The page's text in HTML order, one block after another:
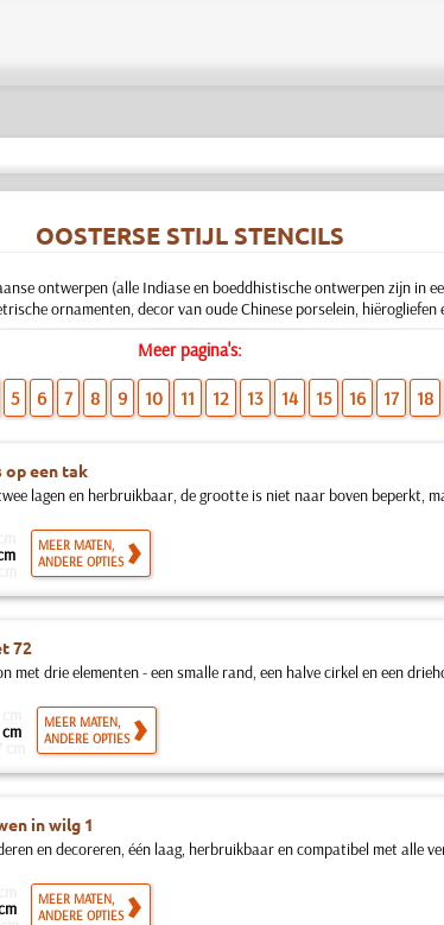
OOSTERSE STIJL STENCILS
ontwerpen (alle Indiase en boeddhistische ontwerpen zijn in
ornamenten, decor van oude Chinese porselein,
Meer pagina's:
5 6 7 8 9 10 11 12 13 14 15 16 17 18
op een tak
lagen en herbruikbaar, de grootte is niet naar boven beperkt,
MEER MATEN,
ANDERE OPTIES
72
met drie elementen - een smalle rand, een halve cirkel en een
MEER MATEN,
ANDERE OPTIES
in wilg 1
en decoreren, één laag, herbruikbaar en compatibel met alle
MEER MATEN,
ANDERE OPTIES